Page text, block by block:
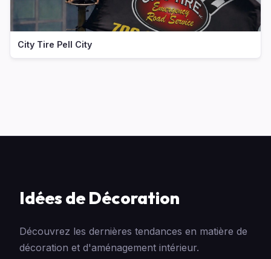
City Tire Pell City
Idées de Décoration
Découvrez les dernières tendances en matière de
décoration et d'aménagement intérieur.